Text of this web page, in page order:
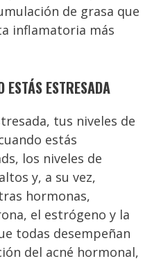
de grasa que
inflamatoria más
ESTÁS ESTRESADA
tus niveles de
estás
los niveles de
y, a su vez,
hormonas,
el estrógeno y la
todas desempeñan
del acné hormonal,